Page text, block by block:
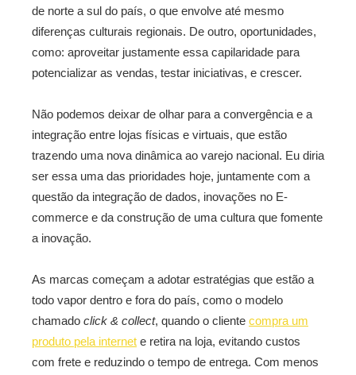
de norte a sul do país, o que envolve até mesmo
diferenças culturais regionais. De outro, oportunidades,
como: aproveitar justamente essa capilaridade para
potencializar as vendas, testar iniciativas, e crescer.
Não podemos deixar de olhar para a convergência e a
integração entre lojas físicas e virtuais, que estão
trazendo uma nova dinâmica ao varejo nacional. Eu diria
ser essa uma das prioridades hoje, juntamente com a
questão da integração de dados, inovações no E-
commerce e da construção de uma cultura que fomente
a inovação.
As marcas começam a adotar estratégias que estão a
todo vapor dentro e fora do país, como o modelo
chamado click & collect, quando o cliente compra um
produto pela internet e retira na loja, evitando custos
com frete e reduzindo o tempo de entrega. Com menos